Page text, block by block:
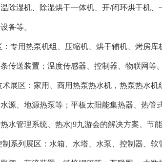
除湿机、除湿烘干一体机、开/闭环烘干机
备等。
专用热泵机组、压缩机、烘干辅机、烤房
传送装置；温度传感器、控制器、物联网等。
展区：家用、商用热泵热水机，热泵热水
源、地源热泵等；平板太阳能集热器、热管
水管理系统、热水j9九游会的解决方案、节能
系列展区：水箱、水塔、水泵、控制器、软